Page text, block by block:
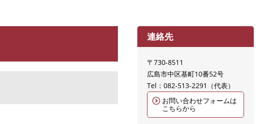
連絡先
〒730-8511
広島市中区基町10番52号
Tel：082-513‐2291
代表
お問い合わせフォームは
こちらから